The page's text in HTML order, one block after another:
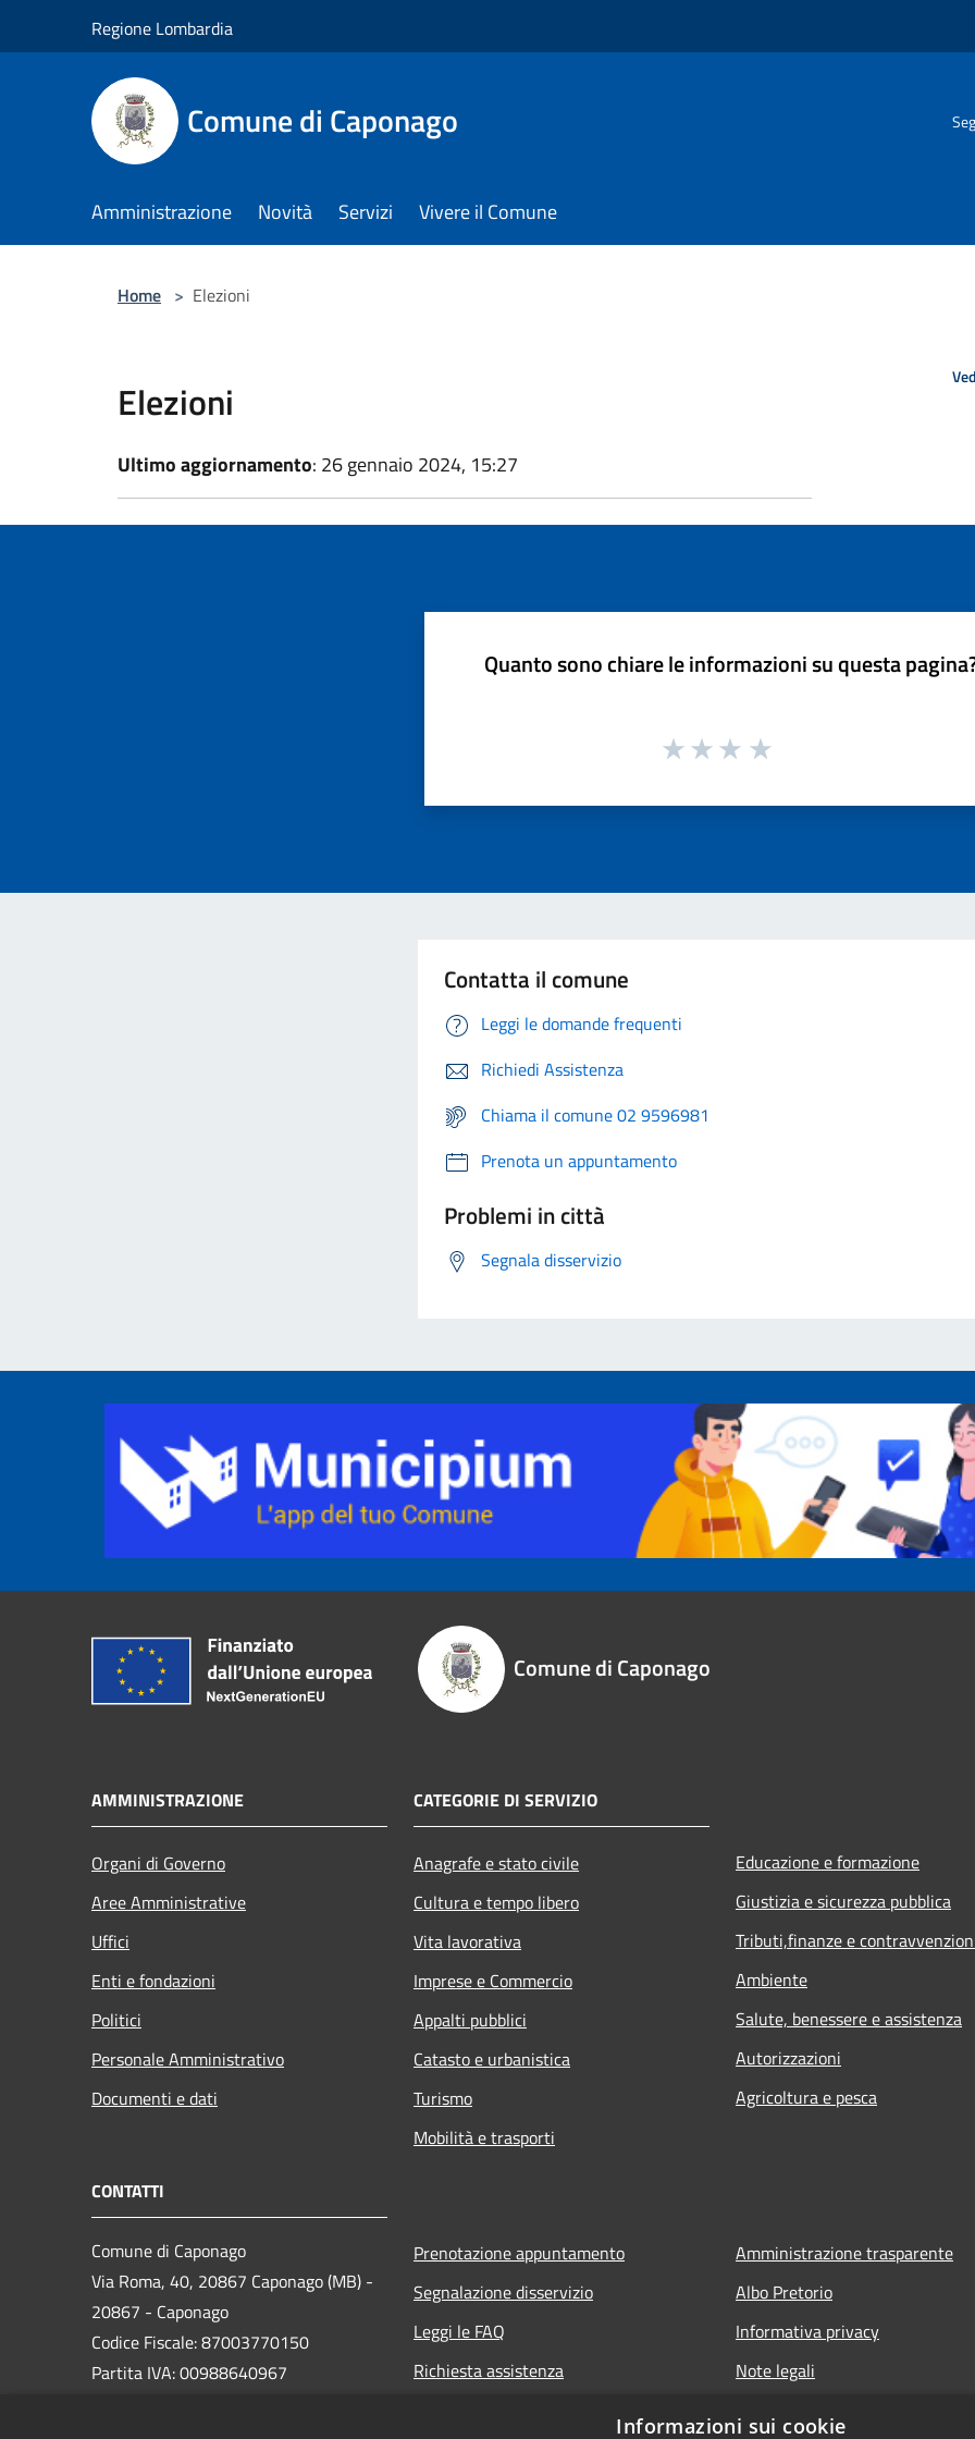
Regione Lombardia
Comune di Caponago
Amministrazione Novità Servizi Vivere il Comune
Home > Elezioni
Elezioni
Ultimo aggiornamento: 26 gennaio 2024, 15:27
Quanto sono chiare le informazioni su questa
Contatta il comune
Leggi le domande frequenti
Richiedi Assistenza
Chiama il comune 02 9596981
Prenota un appuntamento
Problemi in città
Segnala disservizio
Comune di Caponago
AMMINISTRAZIONE
Organi di Governo
Aree Amministrative
Uffici
Enti e fondazioni
Politici
Personale Amministrativo
Documenti e dati
CATEGORIE DI SERVIZIO
Anagrafe e stato civile
Cultura e tempo libero
Vita lavorativa
Imprese e Commercio
Appalti pubblici
Catasto e urbanistica
Turismo
Mobilità e trasporti
Educazione e formazione
Giustizia e sicurezza pubblica
Tributi,finanze e
Ambiente
Salute, benessere e assistenza
Autorizzazioni
Agricoltura e pesca
CONTATTI
Comune di Caponago
Via Roma, 40, 20867 Caponago (MB) -
20867 - Caponago
Codice Fiscale: 87003770150
Partita IVA: 00988640967
Prenotazione appuntamento
Segnalazione disservizio
Leggi le FAQ
Richiesta assistenza
Amministrazione trasparente
Albo Pretorio
Informativa privacy
Note legali
Informazioni sui cookie